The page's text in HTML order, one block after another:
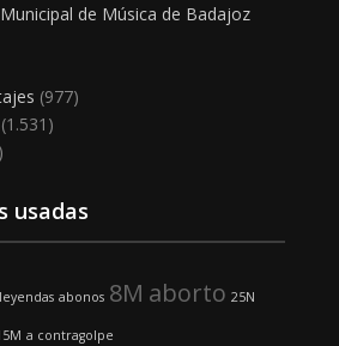
de Música de Badajoz
(977)
(1.531)
usadas
abonos 8M aborto 25N
a contragolpe